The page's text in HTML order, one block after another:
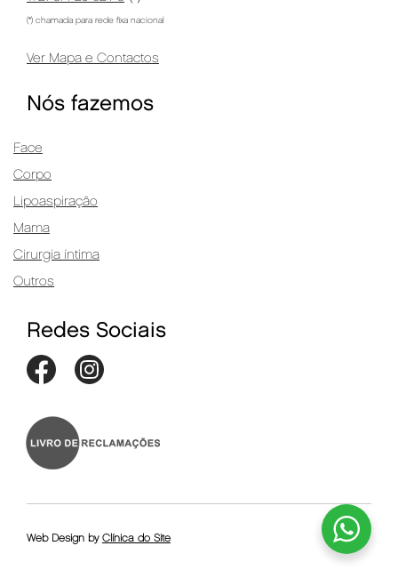
(*) chamada para rede fixa nacional
Ver Mapa e Contactos
Nós fazemos
Face
Corpo
Lipoaspiração
Mama
Cirurgia íntima
Outros
Redes Sociais
Web Design by Clínica do Site